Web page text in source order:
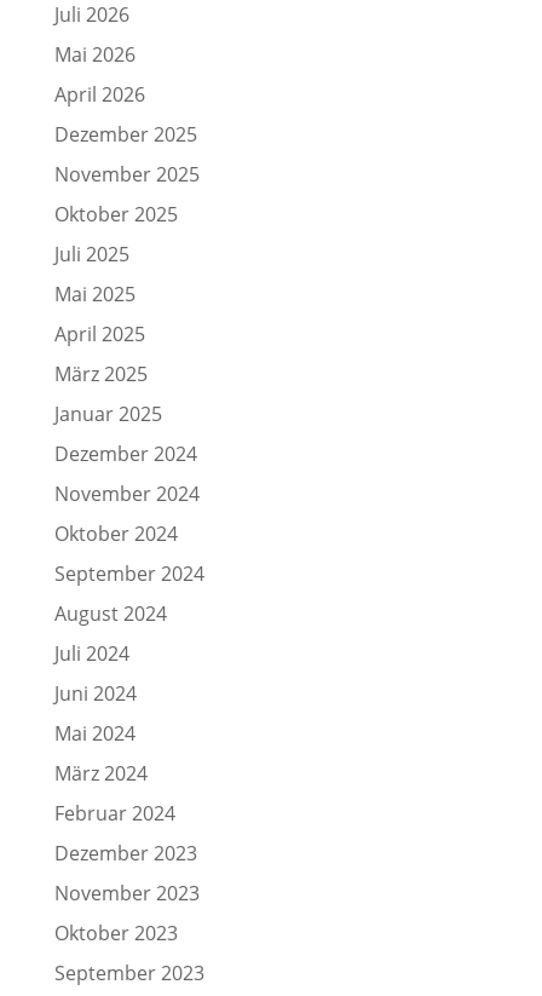
Juli 2026
Mai 2026
April 2026
Dezember 2025
November 2025
Oktober 2025
Juli 2025
Mai 2025
April 2025
März 2025
Januar 2025
Dezember 2024
November 2024
Oktober 2024
September 2024
August 2024
Juli 2024
Juni 2024
Mai 2024
März 2024
Februar 2024
Dezember 2023
November 2023
Oktober 2023
September 2023